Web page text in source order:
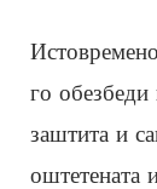
го обезбеди
заштита и
оштетената